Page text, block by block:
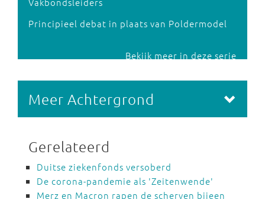
Principieel debat in plaats van Poldermodel
Bekijk meer in deze serie
Meer Achtergrond
Gerelateerd
Duitse ziekenfonds versoberd
De corona-pandemie als 'Zeitenwende'
Merz en Macron rapen de scherven bijeen